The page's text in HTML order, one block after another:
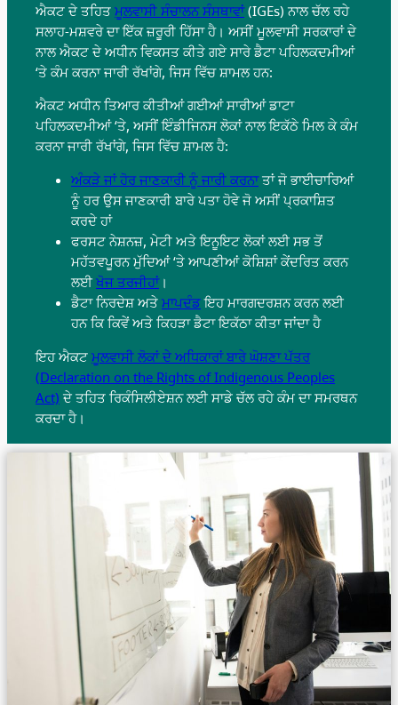
ਐਕਟ ਦੇ ਤਹਿਤ ਮੂਲਵਾਸੀ ਸੰਚਾਲਨ ਸੰਸਥਾਵਾਂ(IGEs) ਨਾਲ ਚੱਲ ਰਹੇ
ਸਲਾਹ-ਮਸ਼ਵਰੇ ਦਾ ਇੱਕ ਜ਼ਰੂਰੀ ਹਿੱਸਾ ਹੈ। ਅਸੀਂ ਮੂਲਵਾਸੀ ਸਰਕਾਰਾਂ ਦੇ
ਨਾਲ ਐਕਟ ਦੇ ਅਧੀਨ ਵਿਕਸਤ ਕੀਤੇ ਗਏ ਸਾਰੇ ਡੈਟਾ ਪਹਿਲਕਦਮੀਆਂ
‘ਤੇ ਕੰਮ ਕਰਨਾ ਜਾਰੀ ਰੱਖਾਂਗੇ, ਜਿਸ ਵਿੱਚ ਸ਼ਾਮਲ ਹਨ:
ਐਕਟ ਅਧੀਨ ਤਿਆਰ ਕੀਤੀਆਂ ਗਈਆਂ ਸਾਰੀਆਂ ਡਾਟਾ
ਪਹਿਲਕਦਮੀਆਂ ‘ਤੇ, ਅਸੀਂ ਇੰਡੀਜਿਨਸ ਲੋਕਾਂ ਨਾਲ ਇਕੱਠੇ ਮਿਲ ਕੇ ਕੰਮ
ਕਰਨਾ ਜਾਰੀ ਰੱਖਾਂਗੇ, ਜਿਸ ਵਿੱਚ ਸ਼ਾਮਲ ਹੈ:
ਅੰਕੜੇ ਜਾਂ ਹੋਰ ਜਾਣਕਾਰੀ ਨੂੰ ਜਾਰੀ ਕਰਨਾਤਾਂ ਜੋ ਭਾਈਚਾਰਿਆਂ
ਨੂੰ ਹਰ ਉਸ ਜਾਣਕਾਰੀ ਬਾਰੇ ਪਤਾ ਹੋਵੇ ਜੋ ਅਸੀਂ ਪ੍ਰਕਾਸ਼ਿਤ
ਕਰਦੇ ਹਾਂ
ਫਰਸਟ ਨੇਸ਼ਨਜ਼, ਮੇਟੀ ਅਤੇ ਇਨੂਇਟ ਲੋਕਾਂ ਲਈ ਸਭ ਤੋਂ
ਮਹੱਤਵਪੂਰਨ ਮੁੱਦਿਆਂ ‘ਤੇ ਆਪਣੀਆਂ ਕੋਸ਼ਿਸ਼ਾਂ ਕੇਂਦਰਿਤ ਕਰਨ
ਲਈਖੋਜ ਤਰਜੀਹਾਂ।
ਡੈਟਾ ਨਿਰਦੇਸ਼ ਅਤੇ ਮਾਪਦੰਡਇਹ ਮਾਰਗਦਰਸ਼ਨ ਕਰਨ ਲਈ
ਹਨ ਕਿ ਕਿਵੇਂ ਅਤੇ ਕਿਹੜਾ ਡੈਟਾ ਇਕੱਠਾ ਕੀਤਾ ਜਾਂਦਾ ਹੈ
ਇਹ ਐਕਟ ਮੂਲਵਾਸੀ ਲੋਕਾਂ ਦੇ ਅਧਿਕਾਰਾਂ ਬਾਰੇ ਘੋਸ਼ਣਾ ਪੱਤਰ
(Declaration on the Rights of Indigenous Peoples
Act) ਦੇ ਤਹਿਤ ਰਿਕੰਸਿਲੀਏਸ਼ਨ ਲਈ ਸਾਡੇ ਚੱਲ ਰਹੇ ਕੰਮ ਦਾ ਸਮਰਥਨ
ਕਰਦਾ ਹੈ।